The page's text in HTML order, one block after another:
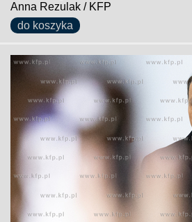
Anna Rezulak / KFP
do koszyka